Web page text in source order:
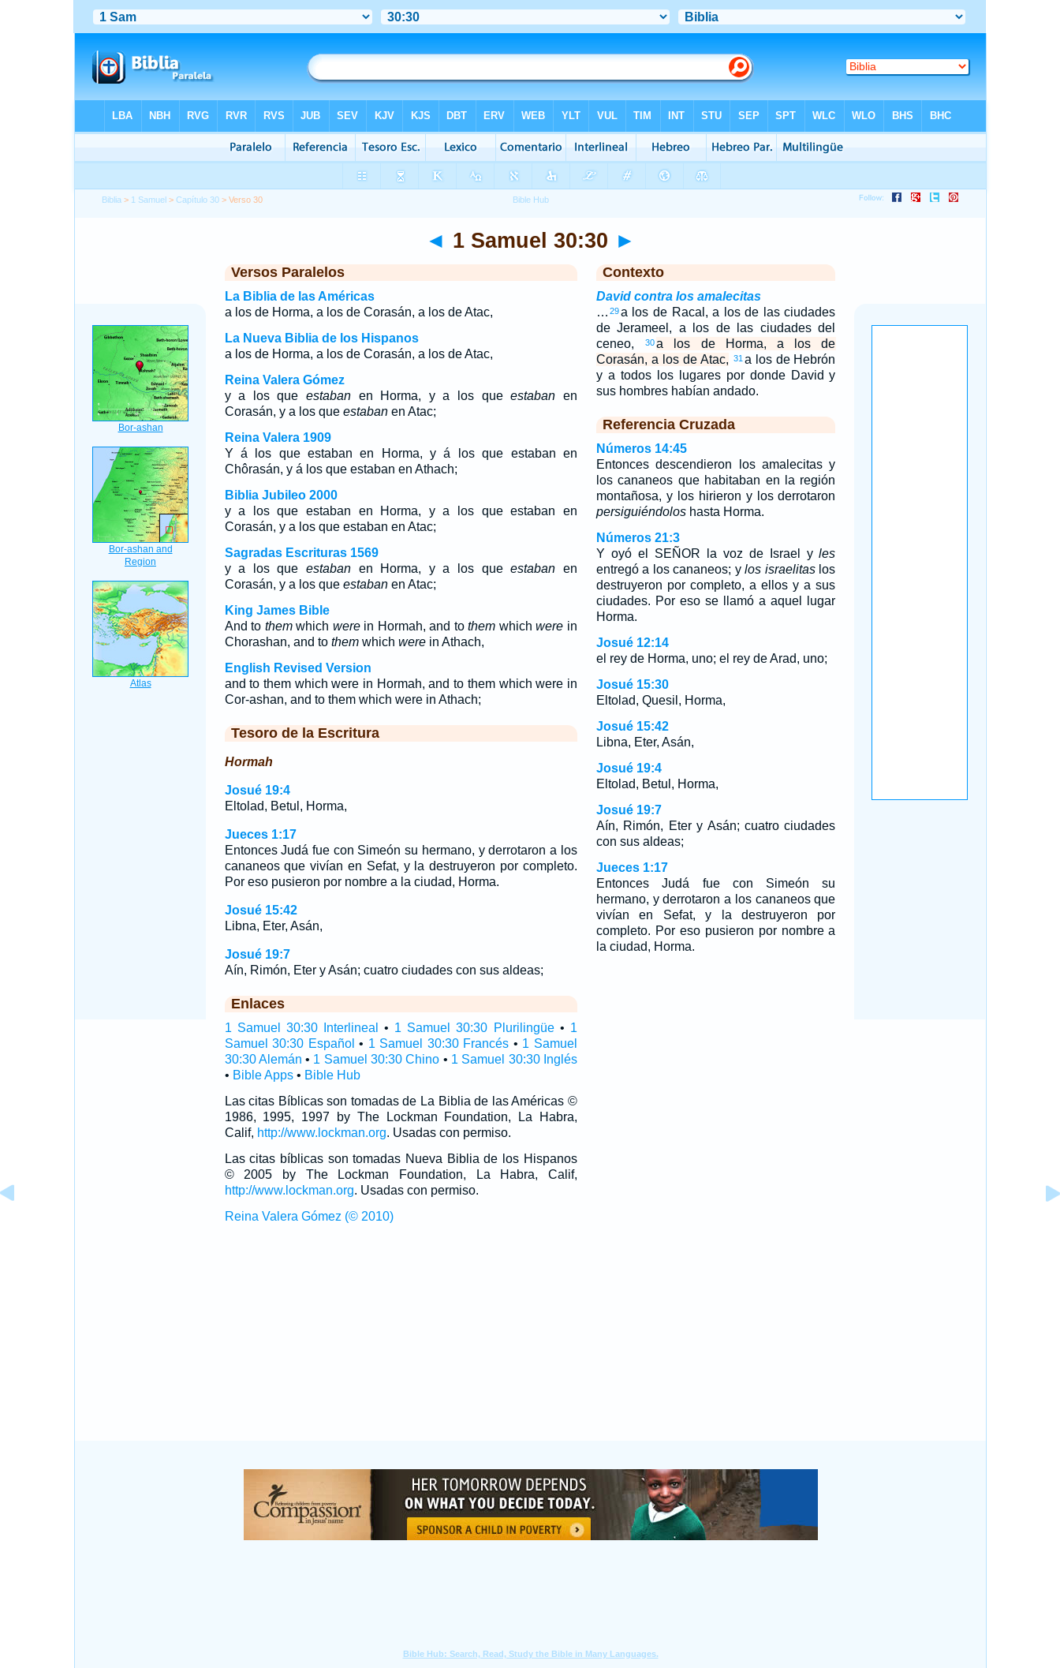
Biblia > 1 Samuel >Capítulo 30 > Verso 30
◄ 1 Samuel 30:30 ►
Versos Paralelos
La Biblia de las Américas
a los de Horma, a los de Corasán, a los de Atac,
La Nueva Biblia de los Hispanos
a los de Horma, a los de Corasán, a los de Atac,
Reina Valera Gómez
y a los que estabanen Horma, y a los queestaban en
Corasán, y a los que estabanen Atac;
Reina Valera 1909
Y á los que estaban en Horma, y á los que estaban en
Chôrasán, y á los que estaban en Athach;
Biblia Jubileo 2000
y a los que estaban en Horma, y a los queestaban en
Corasán, y a los que estaban en Atac;
Sagradas Escrituras 1569
y a los que estabanen Horma, y a los queestaban en
Corasán, y a los que estabanen Atac;
King James Bible
And to themwhich werein Hormah, and tothem whichwere in
Chorashan, and to themwhich werein Athach,
English Revised Version
and to them which were in Hormah, and to them which were in
Cor-ashan, and to them which were in Athach;
Tesoro de la Escritura
Hormah
Josué 19:4
Eltolad, Betul, Horma,
Jueces 1:17
Entonces Judá fue con Simeón su hermano, y derrotaron a los
cananeos que vivían en Sefat, y la destruyeron por completo.
Por eso pusieron por nombre a la ciudad, Horma.
Josué 15:42
Libna, Eter, Asán,
Josué 19:7
Aín, Rimón, Eter y Asán; cuatro ciudades con sus aldeas;
Enlaces
1 Samuel 30:30 Interlineal • 1 Samuel 30:30 Plurilingüe• 1
Samuel 30:30 Español • 1 Samuel 30:30 Francés • 1 Samuel
30:30 Alemán • 1 Samuel 30:30 Chino • 1 Samuel 30:30 Inglés
• Bible Apps• Bible Hub
Las citas Bíblicas son tomadas de La Biblia de las Américas ©
1986, 1995, 1997 by The Lockman Foundation, La Habra,
Calif, http://www.lockman.org. Usadas con permiso.
Las citas bíblicas son tomadas Nueva Biblia de los Hispanos
© 2005 by The Lockman Foundation, La Habra, Calif,
http://www.lockman.org. Usadas con permiso.
Reina Valera Gómez (© 2010)
Contexto
David contra los amalecitas
… 29a los de Racal, a los de las ciudades
de Jerameel, a los de las ciudades del
ceneo,
30a los de Horma, a los de
Corasán, a los de Atac, 31 a los de Hebrón
y a todos los lugares por donde David y
sus hombres habían andado.
Referencia Cruzada
Números 14:45
Entonces descendieron los amalecitas y
los cananeos que habitaban en la región
montañosa, y los hirieron y los derrotaron
persiguiéndoloshasta Horma.
Números 21:3
Y oyó el SEÑOR la voz de Israel yles
entregó a los cananeos; ylos israelitaslos
destruyeron por completo, a ellos y a sus
ciudades. Por eso se llamó a aquel lugar
Horma.
Josué 12:14
el rey de Horma, uno; el rey de Arad, uno;
Josué 15:30
Eltolad, Quesil, Horma,
Josué 15:42
Libna, Eter, Asán,
Josué 19:4
Eltolad, Betul, Horma,
Josué 19:7
Aín, Rimón, Eter y Asán; cuatro ciudades
con sus aldeas;
Jueces 1:17
Entonces Judá fue con Simeón su
hermano, y derrotaron a los cananeos que
vivían en Sefat, y la destruyeron por
completo. Por eso pusieron por nombre a
la ciudad, Horma.